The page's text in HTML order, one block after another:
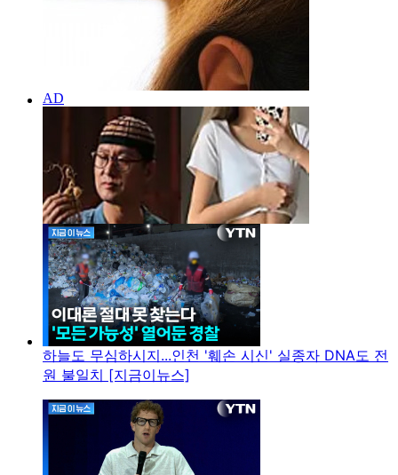
하늘도 무심하시지...인천 '훼손 시신' 실종자 DNA도 전
원 불일치 [지금이뉴스]